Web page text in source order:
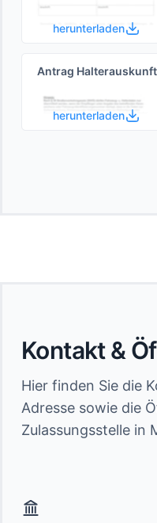
herunterladen
Antrag Halterauskunft
herunterladen
Kontakt &
Hier finden Sie die
Adresse sowie die
Zulassungsstelle in